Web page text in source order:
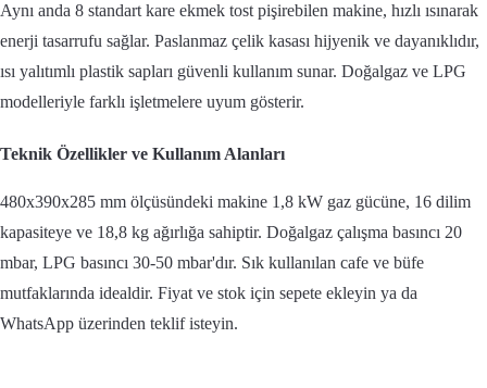
Aynı anda 8 standart kare ekmek tost pişirebilen makine, hızlı ısınarak
enerji tasarrufu sağlar. Paslanmaz çelik kasası hijyenik ve dayanıklıdır,
ısı yalıtımlı plastik sapları güvenli kullanım sunar. Doğalgaz ve LPG
modelleriyle farklı işletmelere uyum gösterir.
Teknik Özellikler ve Kullanım Alanları
480x390x285 mm ölçüsündeki makine 1,8 kW gaz gücüne, 16 dilim
kapasiteye ve 18,8 kg ağırlığa sahiptir. Doğalgaz çalışma basıncı 20
mbar, LPG basıncı 30-50 mbar'dır. Sık kullanılan cafe ve büfe
mutfaklarında idealdir. Fiyat ve stok için sepete ekleyin ya da
WhatsApp üzerinden teklif isteyin.